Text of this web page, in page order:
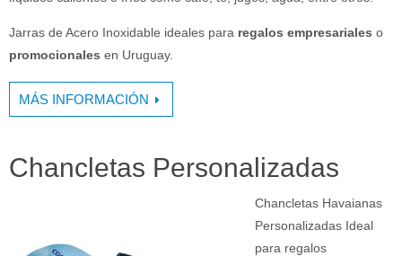
Jarras de Acero Inoxidable ideales para regalos empresariales o
promocionales en Uruguay.
MÁS INFORMACIÓN
Chancletas Personalizadas
Chancletas Havaianas
Personalizadas Ideal
para regalos